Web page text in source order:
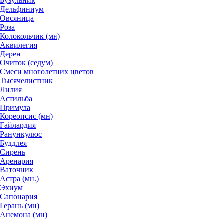
Дельфиниум
Овсяница
Роза
Колокольчик (мн)
Аквилегия
Дерен
Очиток (седум)
Смеси многолетних цветов
Тысячелистник
Лилия
Астильба
Примула
Кореопсис (мн)
Гайлардия
Ранункулюс
Буддлея
Сирень
Аренария
Ваточник
Астра (мн.)
Эхиум
Сапонария
Герань (мн)
Анемона (мн)